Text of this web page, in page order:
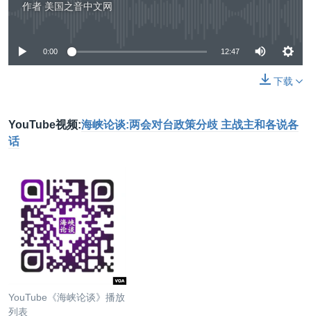
作者 美国之音中文网
0:00 12:47
下载
YouTube视频:海峡论谈:两会对台政策分歧 主战主和各说各
话
YouTube《海峡论谈》播放
列表